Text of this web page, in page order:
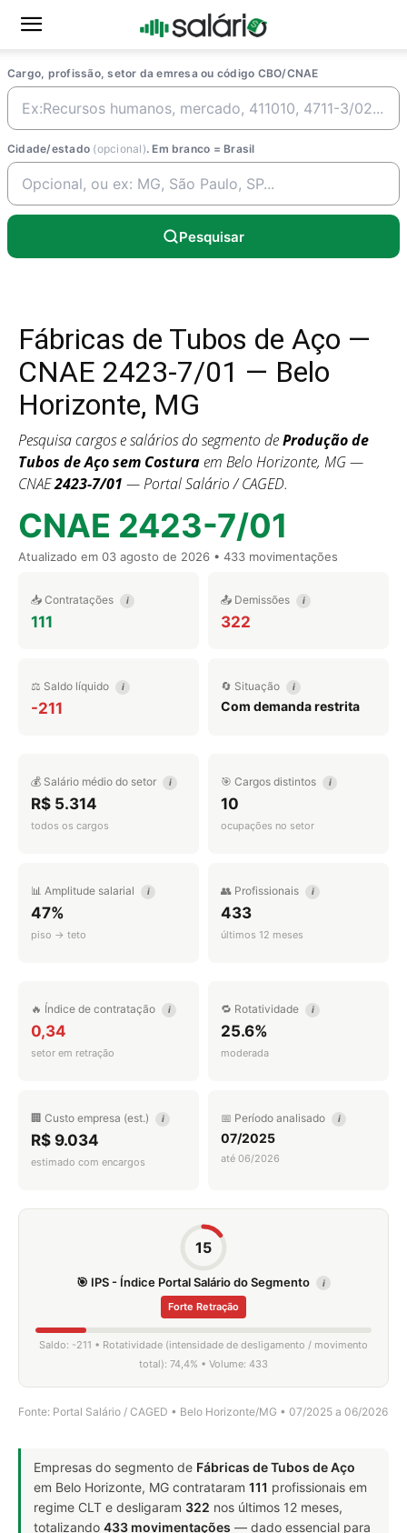
Cargo, profissão, setor da emresa ou código CBO/CNAE
Cidade/estado (opcional). Em branco = Brasil
Pesquisar
Fábricas de Tubos de Aço —
CNAE 2423-7/01 — Belo
Horizonte, MG
Pesquisa cargos e salários do segmento deProdução de
Tubos de Aço sem Costuraem Belo Horizonte, MG —
CNAE2423-7/01 — Portal Salário / CAGED.
CNAE 2423-7/01
Atualizado em 03 agosto de 2026 • 433 movimentações
📥 Contratações i
111
📤 Demissões i
322
⚖️ Saldo líquido i
-211
🔄 Situação i
Com demanda restrita
💰 Salário médio do setor i
R$ 5.314
todos os cargos
🎯 Cargos distintos i
10
ocupações no setor
📊 Amplitude salarial i
47%
piso → teto
👥 Profissionais i
433
últimos 12 meses
🔥 Índice de contratação i
0,34
setor em retração
🔁 Rotatividade i
25.6%
moderada
🏢 Custo empresa (est.) i
R$ 9.034
estimado com encargos
📅 Período analisado i
07/2025
até 06/2026
15
🎯 IPS - Índice Portal Salário do Segmento i
Forte Retração
Saldo: -211 • Rotatividade (intensidade de desligamento / movimento
total): 74,4% • Volume: 433
Fonte: Portal Salário / CAGED • Belo Horizonte/MG • 07/2025 a 06/2026
Empresas do segmento de Fábricas de Tubos de Aço
em Belo Horizonte, MG contrataram 111 profissionais em
regime CLT e desligaram 322 nos últimos 12 meses,
totalizando 433 movimentações — dado essencial para